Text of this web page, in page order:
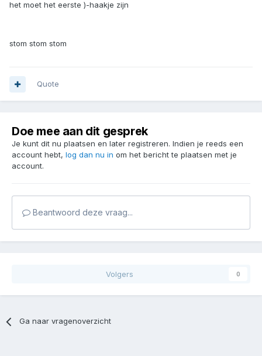
het moet het eerste )-haakje zijn
stom stom stom
Quote
Doe mee aan dit gesprek
Je kunt dit nu plaatsen en later registreren. Indien je reeds een
account hebt, log dan nu in om het bericht te plaatsen met je
account.
Beantwoord deze vraag...
Volgers 0
Ga naar vragenoverzicht